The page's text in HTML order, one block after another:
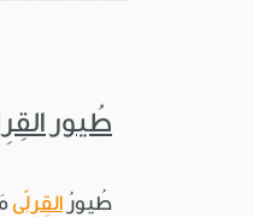
طُيور
طُيورُ القِرِلّى